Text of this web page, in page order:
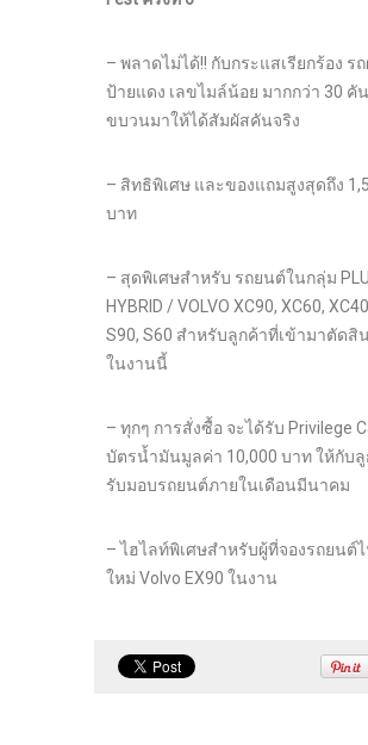
– พลาดไม่ได้!! กับกระแสเรียกร้อง ร
ป้ายแดง เลขไมล์น้อย มากกว่า 30 คั
ขบวนมาให้ได้สัมผัสคันจริง
– สิทธิพิเศษ และของแถมสูงสุดถึง
บาท
– สุดพิเศษสำหรับ รถยนต์ในกลุ่ม
HYBRID / VOLVO XC90, XC60,
S90, S60 สำหรับลูกค้าที่เข้ามาตัดสิ
ในงานนี้
– ทุกๆ การสั่งซื้อ จะได้รับ Privilege
บัตรน้ำมันมูลค่า 10,000 บาท ให้กับ
รับมอบรถยนต์ภายในเดือนมีนาคม
– ไฮไลท์พิเศษสำหรับผู้ที่จองรถยนต์
ใหม่ Volvo EX90 ในงาน